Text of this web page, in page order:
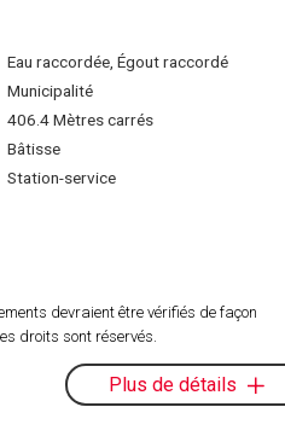
Eau raccordée, Égout raccordé
Municipalité
406.4 Mètres carrés
Bâtisse
Station-service
devraient être vérifiés de façon
droits sont réservés.
Plus de détails